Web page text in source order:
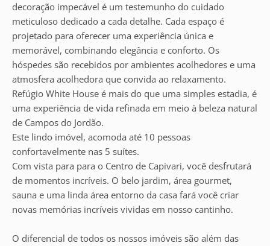
decoração impecável é um testemunho do cuidado
meticuloso dedicado a cada detalhe. Cada espaço é
projetado para oferecer uma experiência única e
memorável, combinando elegância e conforto. Os
hóspedes são recebidos por ambientes acolhedores e uma
atmosfera acolhedora que convida ao relaxamento.
Refúgio White House é mais do que uma simples estadia, é
uma experiência de vida refinada em meio à beleza natural
de Campos do Jordão.
Este lindo imóvel, acomoda até 10 pessoas
confortavelmente nas 5 suítes.
Com vista para para o Centro de Capivari, você desfrutará
de momentos incríveis. O belo jardim, área gourmet,
sauna e uma linda área entorno da casa fará você criar
novas memórias incríveis vividas em nosso cantinho.
O diferencial de todos os nossos imóveis são além das